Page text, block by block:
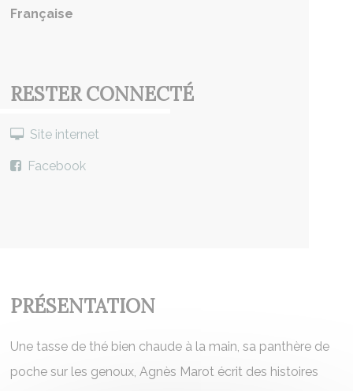
Française
RESTER CONNECTÉ
Site internet
Facebook
PRÉSENTATION
Une tasse de thé bien chaude à la main, sa panthère de
poche sur les genoux, Agnès Marot écrit des histoires